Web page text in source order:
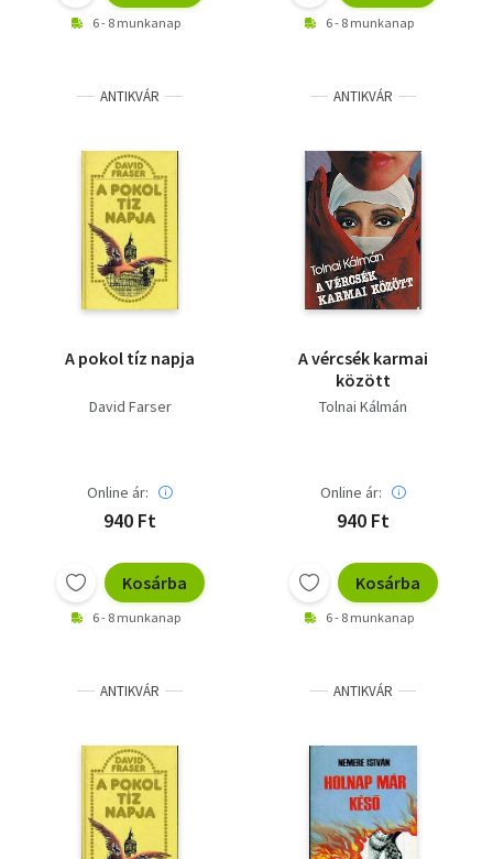
6 - 8 munkanap 6 - 8 munkanap
ANTIKVÁR
A pokol tíz napja
David Farser
Online ár:
940 Ft
Kosárba
6 - 8 munkanap
ANTIKVÁR
A vércsék karmai
között
Tolnai Kálmán
Online ár:
940 Ft
Kosárba
6 - 8 munkanap
ANTIKVÁR ANTIKVÁR